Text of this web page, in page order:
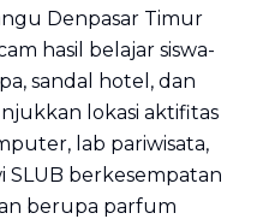
Denpasar Timur
hasil belajar siswa-
sandal hotel, dan
lokasi aktifitas
lab pariwisata,
SLUB berkesempatan
berupa parfum